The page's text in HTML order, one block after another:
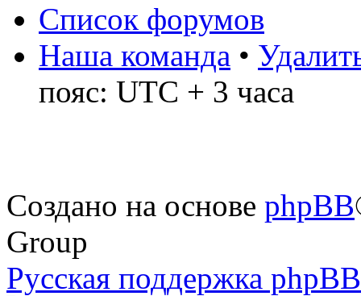
Список форумов
Наша команда •
пояс: UTC + 3 часа
Создано на основе phpBB
Group
Русская поддержка phpBB